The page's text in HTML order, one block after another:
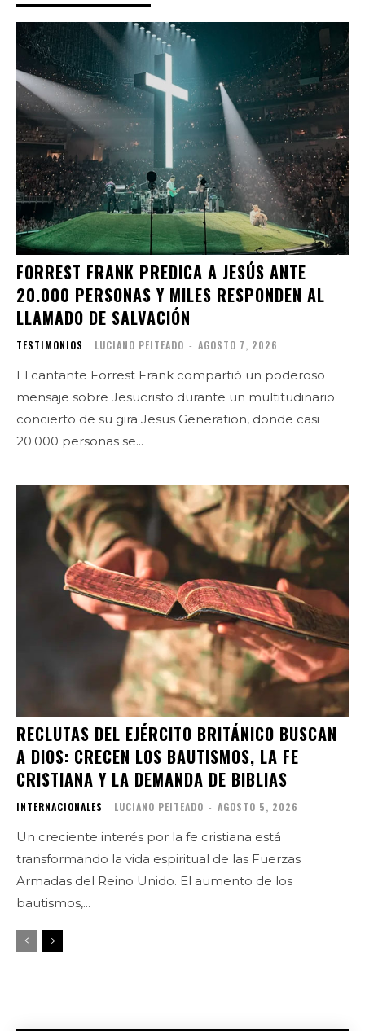
FORREST FRANK PREDICA A JESÚS ANTE
20.000 PERSONAS Y MILES RESPONDEN AL
LLAMADO DE SALVACIÓN
TESTIMONIOS LUCIANO PEITEADO - AGOSTO 7, 2026
El cantante Forrest Frank compartió un poderoso
mensaje sobre Jesucristo durante un multitudinario
concierto de su gira Jesus Generation, donde casi
20.000 personas se...
RECLUTAS DEL EJÉRCITO BRITÁNICO BUSCAN
A DIOS: CRECEN LOS BAUTISMOS, LA FE
CRISTIANA Y LA DEMANDA DE BIBLIAS
INTERNACIONALES LUCIANO PEITEADO - AGOSTO 5, 2026
Un creciente interés por la fe cristiana está
transformando la vida espiritual de las Fuerzas
Armadas del Reino Unido. El aumento de los
bautismos,...